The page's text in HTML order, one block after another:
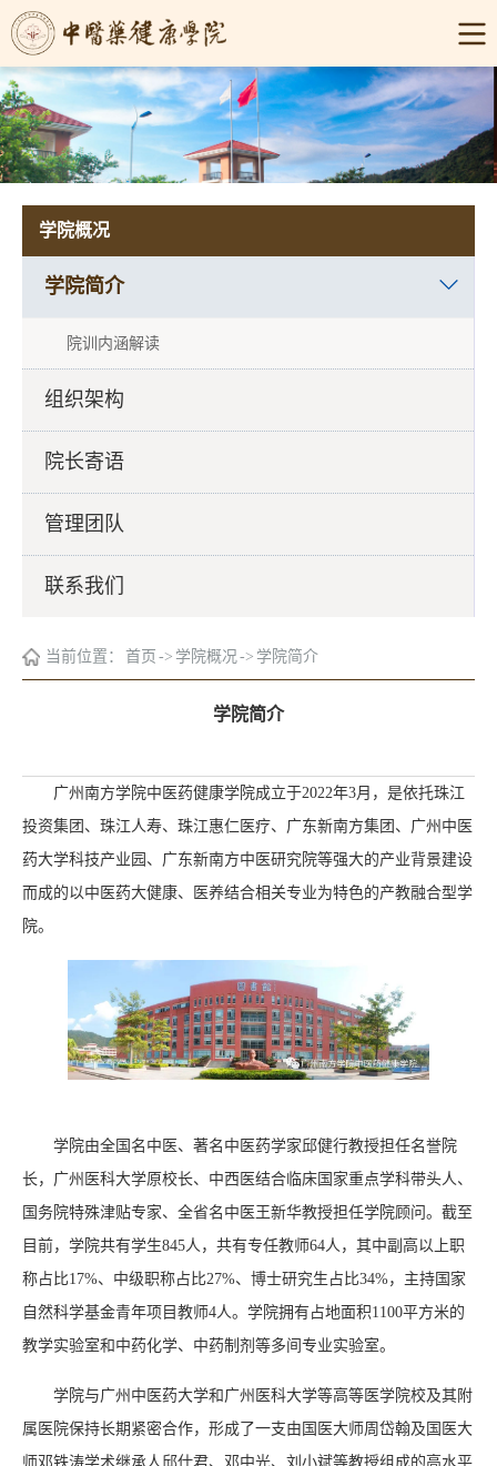
学院概况
学院简介
院训内涵解读
组织架构
院长寄语
管理团队
联系我们
当前位置： 首页 -> 学院概况-> 学院简介
学院简介
广州南方学院中医药健康学院成立于2022年3月，是依托珠江
投资集团、珠江人寿、珠江惠仁医疗、广东新南方集团、广州中医
药大学科技产业园、广东新南方中医研究院等强大的产业背景建设
而成的以中医药大健康、医养结合相关专业为特色的产教融合型学
院。
学院由全国名中医、著名中医药学家邱健行教授担任名誉院
长，广州医科大学原校长、中西医结合临床国家重点学科带头人、
国务院特殊津贴专家、全省名中医王新华教授担任学院顾问。截至
目前，学院共有学生845人，共有专任教师64人，其中副高以上职
称占比17%、中级职称占比27%、博士研究生占比34%，主持国家
自然科学基金青年项目教师4人。学院拥有占地面积1100平方米的
教学实验室和中药化学、中药制剂等多间专业实验室。
学院与广州中医药大学和广州医科大学等高等医学院校及其附
属医院保持长期紧密合作，形成了一支由国医大师周岱翰及国医大
师邓铁涛学术继承人邱仕君、邓中光、刘小斌等教授组成的高水平